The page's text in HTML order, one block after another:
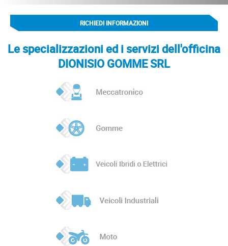
RICHIEDI INFORMAZIONI
Le specializzazioni ed i servizi dell'officina
DIONISIO GOMME SRL